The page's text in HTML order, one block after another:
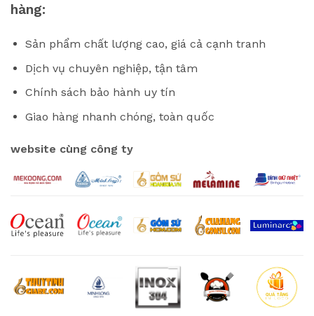
hàng:
Sản phẩm chất lượng cao, giá cả cạnh tranh
Dịch vụ chuyên nghiệp, tận tâm
Chính sách bảo hành uy tín
Giao hàng nhanh chóng, toàn quốc
website cùng công ty